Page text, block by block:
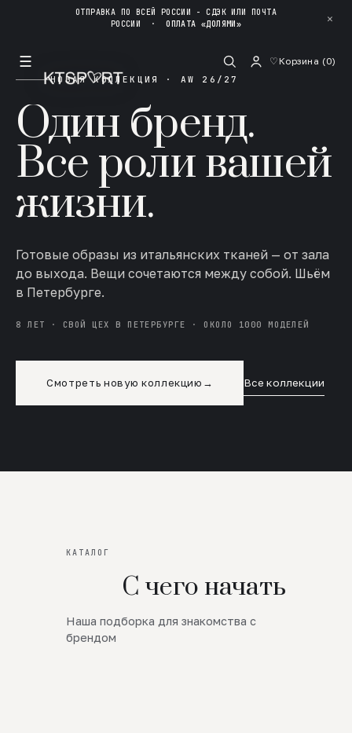
ОТПРАВКА ПО ВСЕЙ РОССИИ - СДЭК ИЛИ ПОЧТА
РОССИИ ·ОПЛАТА «ДОЛЯМИ» ✕
☰ ♡Корзина (0)
НОВАЯ КОЛЛЕКЦИЯ · AW 26/27
Один бренд.
Все роли вашей
жизни.
Готовые образы из итальянских тканей — от зала
до выхода. Вещи сочетаются между собой. Шьём
в Петербурге.
8 ЛЕТ · СВОЙ ЦЕХ В ПЕТЕРБУРГЕ · ОКОЛО 1000 МОДЕЛЕЙ
Смотреть новую коллекцию → Все коллекции
КАТАЛОГ
С чего начать
Наша подборка для знакомства с
брендом
Новинки
SALE